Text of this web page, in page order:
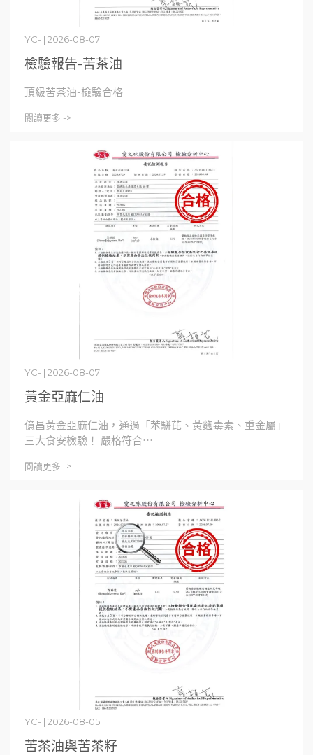
檢驗報告-苦茶油
YC- | 2026-08-07
頂級苦茶油-檢驗合格
閱讀更多 ->
黃金亞麻仁油
YC- | 2026-08-07
億昌黃金亞麻仁油，通過「苯駢芘、黃麴毒素、重金屬」
三大食安檢驗！ 嚴格符合⋯
閱讀更多 ->
苦茶油與苦茶籽
YC- | 2026-08-05